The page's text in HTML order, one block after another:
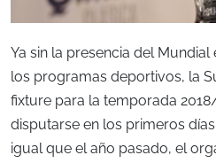
Ya sin la presencia del
los programas deportivos, la
fixture para la temporada
disputarse en los primeros
igual que el año pasado, el